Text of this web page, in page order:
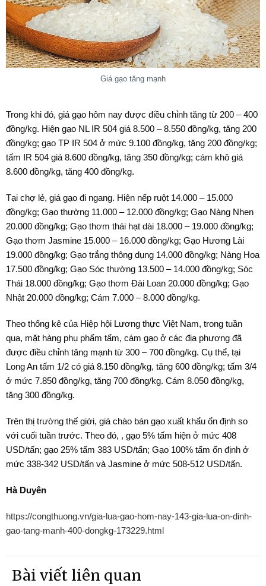
Giá gạo tăng mạnh
Trong khi đó, giá gạo hôm nay được điều chỉnh tăng từ 200 – 400
đồng/kg. Hiện gạo NL IR 504 giá 8.500 – 8.550 đồng/kg, tăng 200
đồng/kg; gạo TP IR 504 ở mức 9.100 đồng/kg, tăng 200 đồng/kg;
tấm IR 504 giá 8.600 đồng/kg, tăng 350 đồng/kg; cám khô giá
8.600 đồng/kg, tăng 400 đồng/kg.
Tại chợ lẻ, giá gạo đi ngang. Hiện nếp ruột 14.000 – 15.000
đồng/kg; Gạo thường 11.000 – 12.000 đồng/kg; Gạo Nàng Nhen
20.000 đồng/kg; Gạo thơm thái hạt dài 18.000 – 19.000 đồng/kg;
Gạo thơm Jasmine 15.000 – 16.000 đồng/kg; Gạo Hương Lài
19.000 đồng/kg; Gạo trắng thông dụng 14.000 đồng/kg; Nàng Hoa
17.500 đồng/kg; Gạo Sóc thường 13.500 – 14.000 đồng/kg; Sóc
Thái 18.000 đồng/kg; Gạo thơm Đài Loan 20.000 đồng/kg; Gạo
Nhật 20.000 đồng/kg; Cám 7.000 – 8.000 đồng/kg.
Theo thống kê của Hiệp hội Lương thực Việt Nam, trong tuần
qua, mặt hàng phụ phẩm tấm, cám gạo ở các địa phương đã
được điều chỉnh tăng mạnh từ 300 – 700 đồng/kg. Cụ thể, tại
Long An tấm 1/2 có giá 8.150 đồng/kg, tăng 600 đồng/kg; tấm 3/4
ở mức 7.850 đồng/kg, tăng 700 đồng/kg. Cám 8.050 đồng/kg,
tăng 300 đồng/kg.
Trên thị trường thế giới, giá chào bán gạo xuất khẩu ổn định so
với cuối tuần trước. Theo đó, , gạo 5% tấm hiện ở mức 408
USD/tấn; gạo 25% tấm 383 USD/tấn; Gạo 100% tấm ổn định ở
mức 338-342 USD/tấn và Jasmine ở mức 508-512 USD/tấn.
Hà Duyên
https://congthuong.vn/gia-lua-gao-hom-nay-143-gia-lua-on-dinh-
gao-tang-manh-400-dongkg-173229.html
Bài viết liên quan